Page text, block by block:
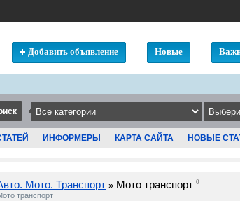
Добавить объявление Новые
ИНФОРМЕРЫ КАРТА САЙТА НОВЫЕ
Мото. Транспорт » Мото транспорт 0
транспорт